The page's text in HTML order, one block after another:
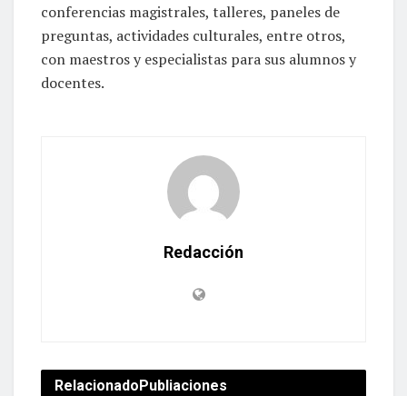
conferencias magistrales, talleres, paneles de
preguntas, actividades culturales, entre otros,
con maestros y especialistas para sus alumnos y
docentes.
Redacción
RelacionadoPubliaciones